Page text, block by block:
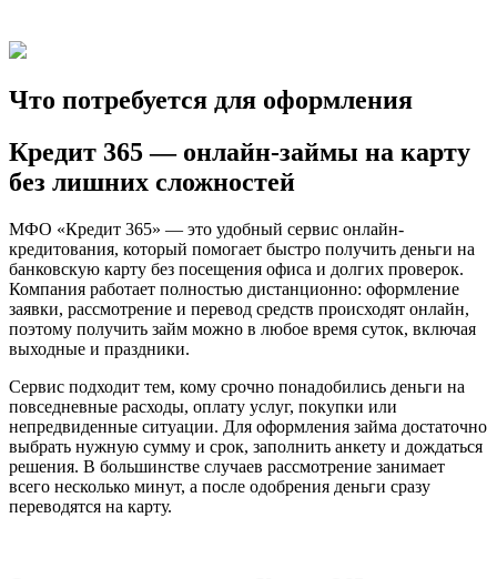
Что потребуется для оформления
Кредит 365 — онлайн-займы на карту
без лишних сложностей
МФО «Кредит 365» — это удобный сервис онлайн-
кредитования, который помогает быстро получить деньги на
банковскую карту без посещения офиса и долгих проверок.
Компания работает полностью дистанционно: оформление
заявки, рассмотрение и перевод средств происходят онлайн,
поэтому получить займ можно в любое время суток, включая
выходные и праздники.
Сервис подходит тем, кому срочно понадобились деньги на
повседневные расходы, оплату услуг, покупки или
непредвиденные ситуации. Для оформления займа достаточно
выбрать нужную сумму и срок, заполнить анкету и дождаться
решения. В большинстве случаев рассмотрение занимает
всего несколько минут, а после одобрения деньги сразу
переводятся на карту.